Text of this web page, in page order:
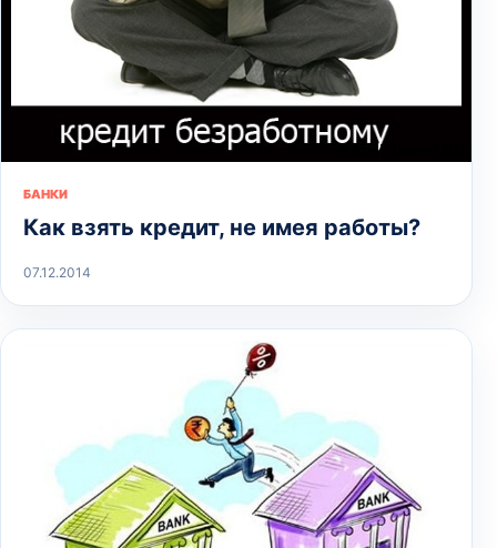
БАНКИ
Как взять кредит, не имея работы?
07.12.2014